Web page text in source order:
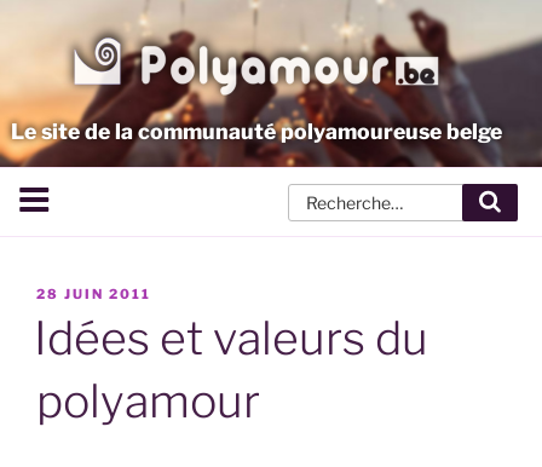
principal
Le site de la communauté polyamoureuse belge
PUBLIÉ
28 JUIN 2011
Idées et valeurs du
polyamour